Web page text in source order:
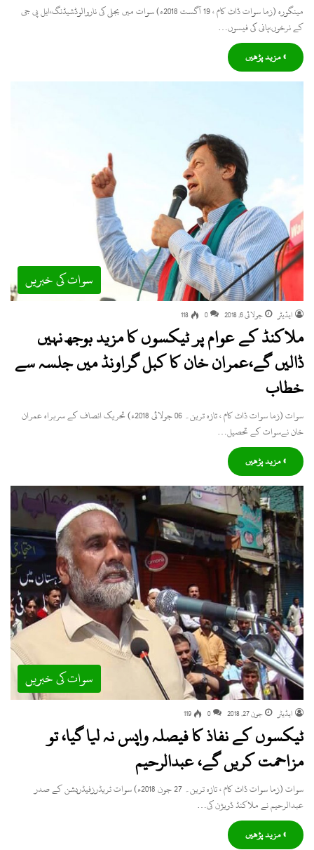
مینگورہ (زما سوات ڈاٹ کام ، 19 آگست 2018ء) سوات میں بجلی کی ناروالوڈشیڈنگ،ایل پی جی
کے نرخوں،پانی کی فیسوں…
» مزید پڑھیں
سوات کی خبریں
ایڈیٹر جولائی 6, 2018 0
118
ملاکنڈ کے عوام پر ٹیکسوں کا مزید بوجھ نہیں
ڈالیں گے،عمران خان کا کبل گراونڈ میں جلسہ سے
خطاب
سوات (زما سوات ڈاٹ کام ، تازہ ترین۔ 06 جولائی 2018ء) تحریک انصاف کے سربراہ عمران
خان نےسوات کے تحصیل…
» مزید پڑھیں
سوات کی خبریں
ایڈیٹر جون 27, 2018 0
119
ٹیکسوں کے نفاذ کا فیصلہ واپس نہ لیا گیا، تو
مزاحمت کریں گے، عبدالرحیم
سوات (زما سوات ڈاٹ کام ، تازہ ترین۔ 27 جون 2018ء) سوات ٹریڈرزفیڈریشن کے صدر
عبدالرحیم نے ملاکنڈ ڈویژن کی…
» مزید پڑھیں